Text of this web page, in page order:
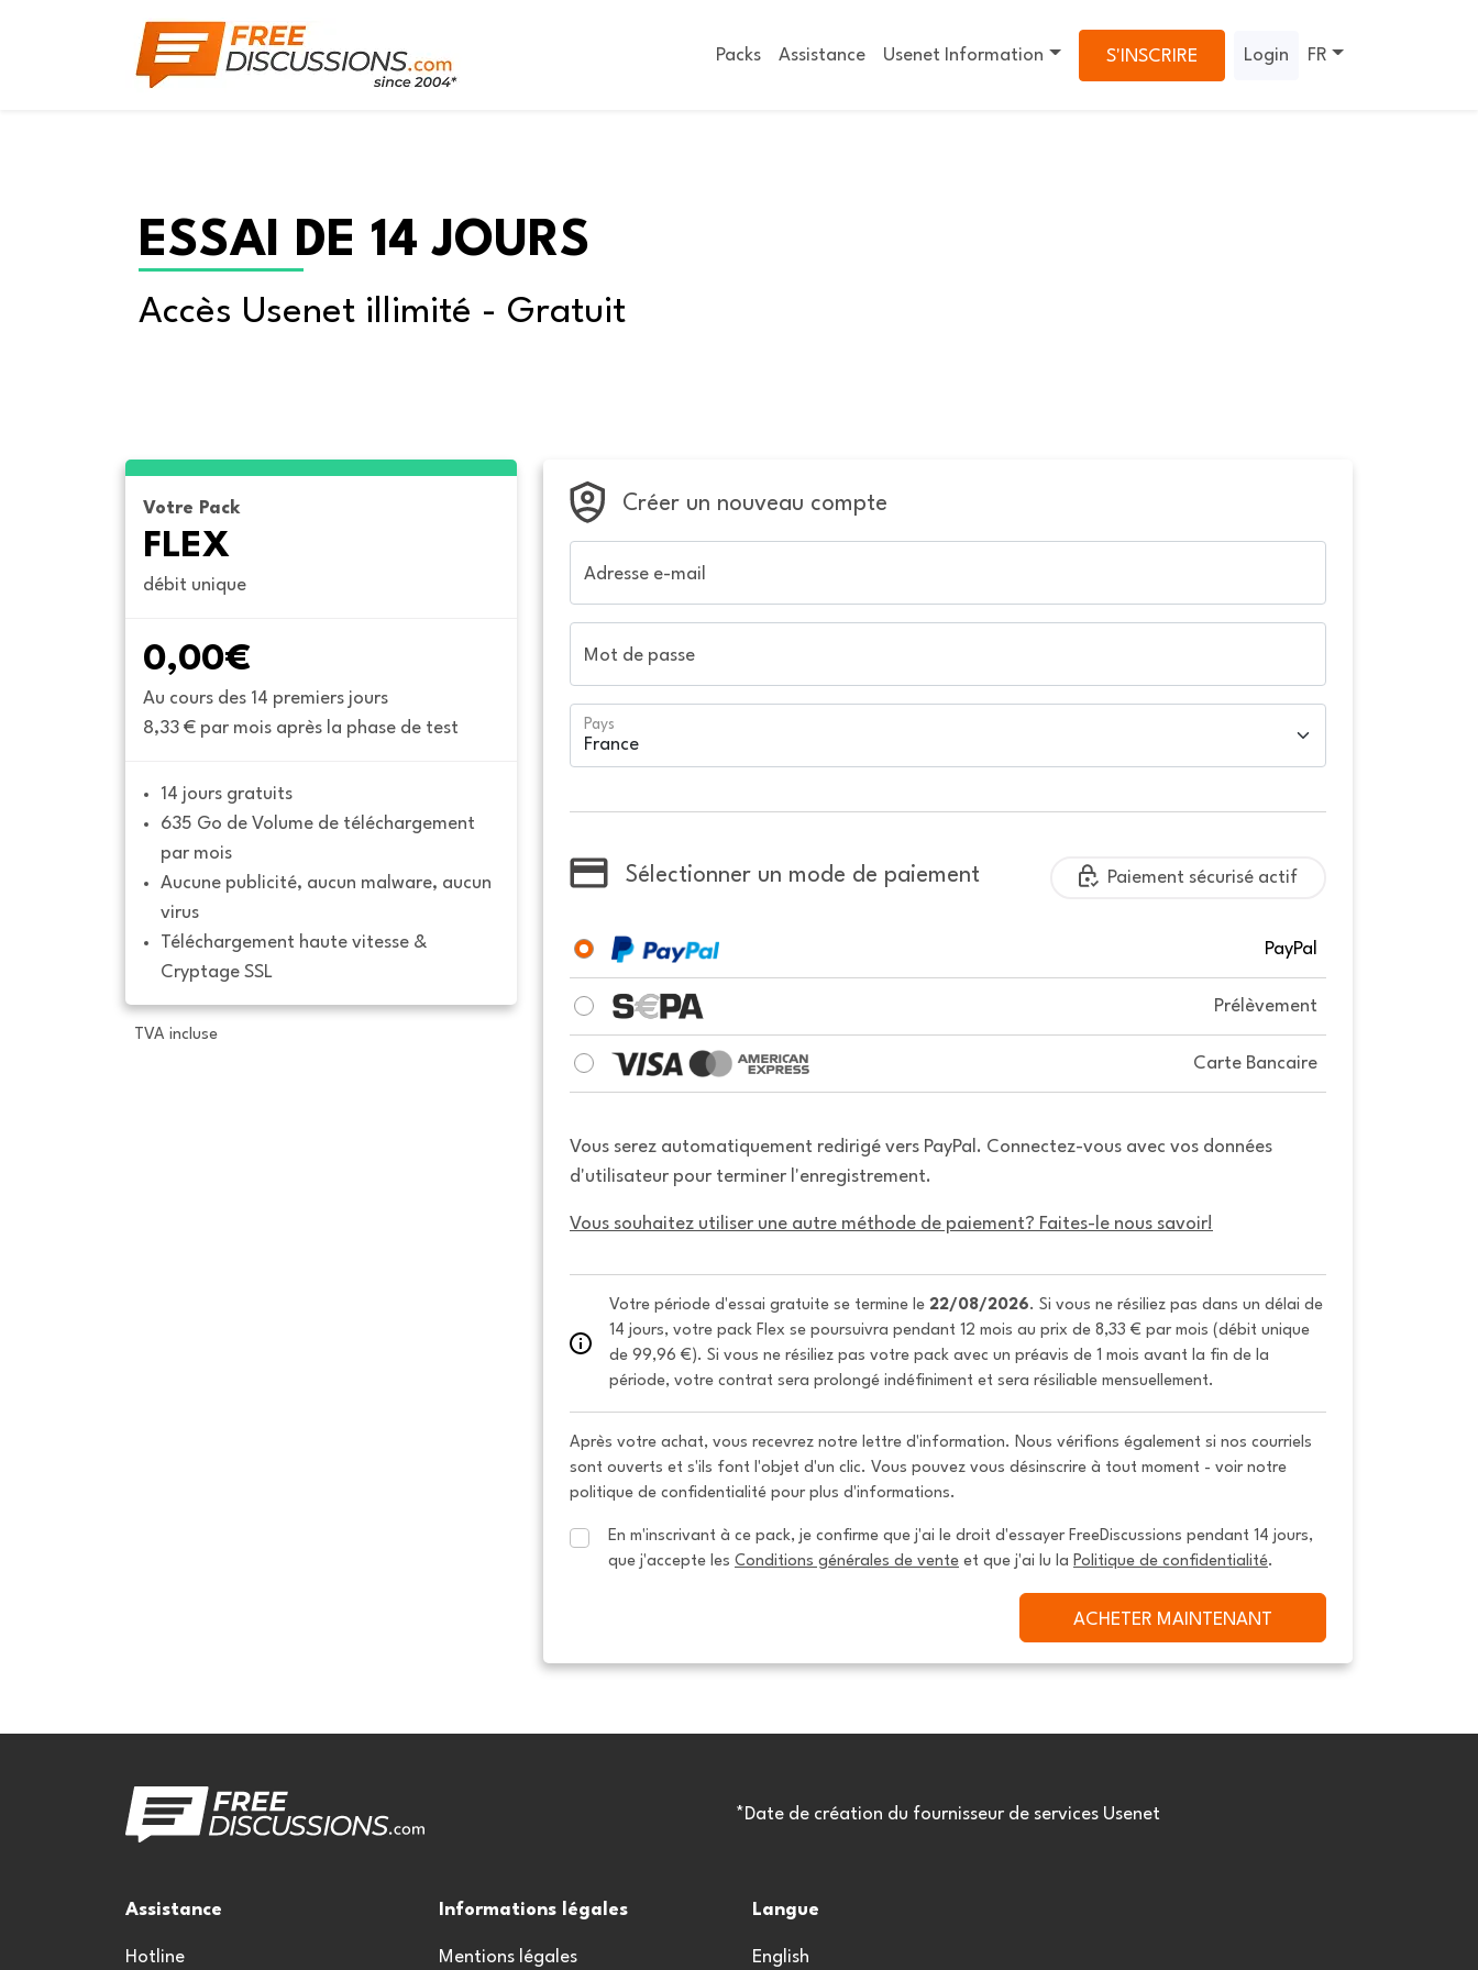
Packs Assistance Usenet Information S'INSCRIRE Login FR
ESSAI DE 14 JOURS
Accès Usenet illimité - Gratuit
Votre Pack
FLEX
débit unique
0,00€
Au cours des 14 premiers jours
8,33 € par mois après la phase de test
14 jours gratuits
635 Go de Volume de téléchargement
par mois
Aucune publicité, aucun malware, aucun
virus
Téléchargement haute vitesse &
Cryptage SSL
TVA incluse
Créer un nouveau compte
Adresse e-mail
Mot de passe
Pays
Sélectionner un mode de paiement Paiement sécurisé actif
PayPal
Prélèvement
Carte Bancaire
Vous serez automatiquement redirigé vers PayPal. Connectez-vous avec vos données
d'utilisateur pour terminer l'enregistrement.
Vous souhaitez utiliser une autre méthode de paiement? Faites-le nous savoir!
Votre période d'essai gratuite se termine le 22/08/2026. Si vous ne résiliez pas dans un délai de
14 jours, votre pack Flex se poursuivra pendant 12 mois au prix de 8,33 € par mois (débit unique
de 99,96 €). Si vous ne résiliez pas votre pack avec un préavis de 1 mois avant la fin de la
période, votre contrat sera prolongé indéfiniment et sera résiliable mensuellement.
Après votre achat, vous recevrez notre lettre d'information. Nous vérifions également si nos courriels
sont ouverts et s'ils font l'objet d'un clic. Vous pouvez vous désinscrire à tout moment - voir notre
politique de confidentialité pour plus d'informations.
En m'inscrivant à ce pack, je confirme que j'ai le droit d'essayer FreeDiscussions pendant 14 jours,
que j'accepte les Conditions générales de vente et que j'ai lu la Politique de confidentialité.
ACHETER MAINTENANT
*Date de création du fournisseur de services Usenet
Assistance
Hotline
Informations légales
Mentions légales
Langue
English